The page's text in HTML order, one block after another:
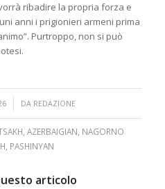
ribadire la propria forza e
anni i prigionieri armeni prima
Purtroppo, non si può
DA REDAZIONE
,AZERBAIGIAN NAGORNO
PASHINYAN
articolo